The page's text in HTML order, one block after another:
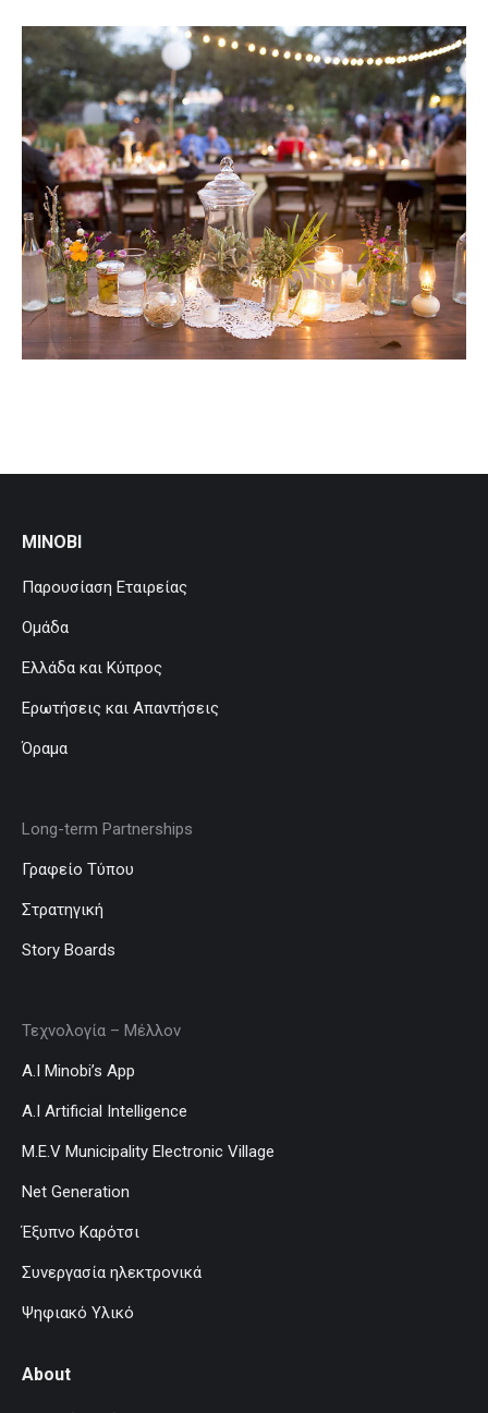
MINOBI
Παρουσίαση Εταιρείας
Ομάδα
Ελλάδα και Κύπρος
Ερωτήσεις και Απαντήσεις
Όραμα
Long-term Partnerships
Γραφείο Τύπου
Στρατηγική
Story Boards
Τεχνολογία – Μέλλον
A.I Minobi’s App
A.I Artificial Intelligence
M.E.V Municipality Electronic Village
Net Generation
Έξυπνο Καρότσι
Συνεργασία ηλεκτρονικά
Ψηφιακό Υλικό
About